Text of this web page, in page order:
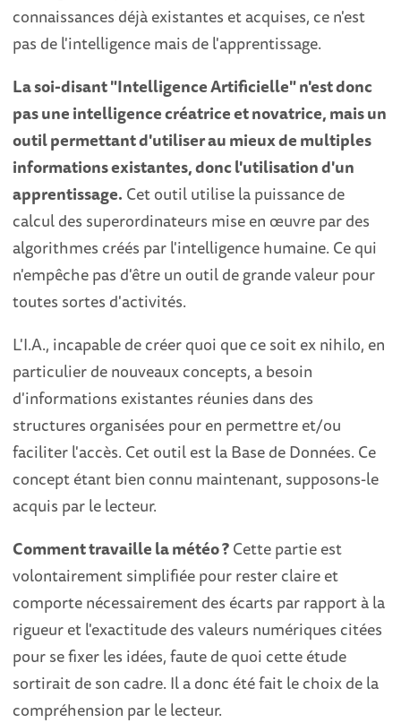
connaissances déjà existantes et acquises, ce n'est
pas de l'intelligence mais de l'apprentissage.
La soi-disant "Intelligence Artificielle" n'est donc
pas une intelligence créatrice et novatrice, mais un
outil permettant d'utiliser au mieux de multiples
informations existantes, donc l'utilisation d'un
apprentissage. Cet outil utilise la puissance de
calcul des superordinateurs mise en œuvre par des
algorithmes créés par l'intelligence humaine. Ce qui
n'empêche pas d'être un outil de grande valeur pour
toutes sortes d'activités.
L'I.A., incapable de créer quoi que ce soit ex nihilo, en
particulier de nouveaux concepts, a besoin
d'informations existantes réunies dans des
structures organisées pour en permettre et/ou
faciliter l'accès. Cet outil est la Base de Données. Ce
concept étant bien connu maintenant, supposons-le
acquis par le lecteur.
Comment travaille la météo ?Cette partie est
volontairement simplifiée pour rester claire et
comporte nécessairement des écarts par rapport à la
rigueur et l'exactitude des valeurs numériques citées
pour se fixer les idées, faute de quoi cette étude
sortirait de son cadre. Il a donc été fait le choix de la
compréhension par le lecteur.